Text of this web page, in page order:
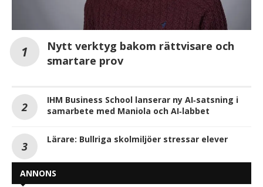
Nytt verktyg bakom rättvisare och
smartare prov
IHM Business School lanserar ny AI‑satsning i
samarbete med Maniola och AI‑labbet
Lärare: Bullriga skolmiljöer stressar elever
ANNONS